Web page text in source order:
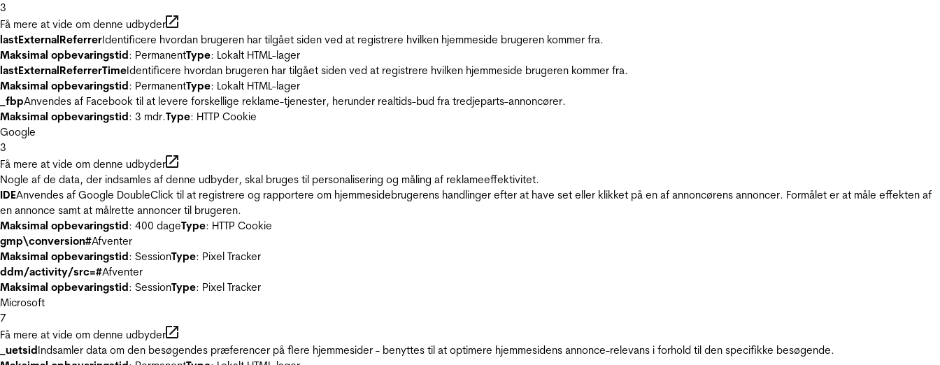
3
Få mere at vide om denne udbyder
lastExternalReferrerIdentificere hvordan brugeren har tilgået siden ved at registrere hvilken hjemmeside brugeren kommer fra.
Maksimal opbevaringstid: PermanentType: Lokalt HTML-lager
lastExternalReferrerTimeIdentificere hvordan brugeren har tilgået siden ved at registrere hvilken hjemmeside brugeren kommer fra.
Maksimal opbevaringstid: PermanentType: Lokalt HTML-lager
_fbpAnvendes af Facebook til at levere forskellige reklame-tjenester, herunder realtids-bud fra tredjeparts-annoncører.
Maksimal opbevaringstid: 3 mdr.Type: HTTP Cookie
Google
3
Få mere at vide om denne udbyder
Nogle af de data, der indsamles af denne udbyder, skal bruges til personalisering og måling af reklameeffektivitet.
IDEAnvendes af Google DoubleClick til at registrere og rapportere om hjemmesidebrugerens handlinger efter at have set eller klikket på en af annoncørens annoncer. Formålet er at måle effekten af
en annonce samt at målrette annoncer til brugeren.
Maksimal opbevaringstid: 400 dageType: HTTP Cookie
gmp\conversion#Afventer
Maksimal opbevaringstid: SessionType: Pixel Tracker
ddm/activity/src=#Afventer
Maksimal opbevaringstid: SessionType: Pixel Tracker
Microsoft
7
Få mere at vide om denne udbyder
_uetsidIndsamler data om den besøgendes præferencer på flere hjemmesider - benyttes til at optimere hjemmesidens annonce-relevans i forhold til den specifikke besøgende.